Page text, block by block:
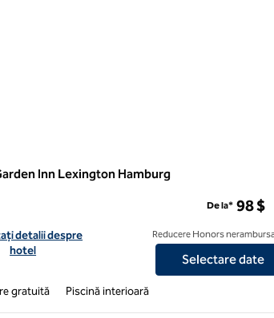
Inn Lexington Hamburg
detaliile hotelului Hilton Garden Inn Lexington
detalii despre
hotel
De la* 98 $
Reducere Honors
Selectare date
gratuită Piscină interioară